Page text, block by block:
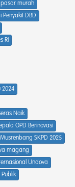
murah
DBD
RI
2024
Naik
OPD Berinovasi
Musrenbang SKPD 2025
magang
Undova